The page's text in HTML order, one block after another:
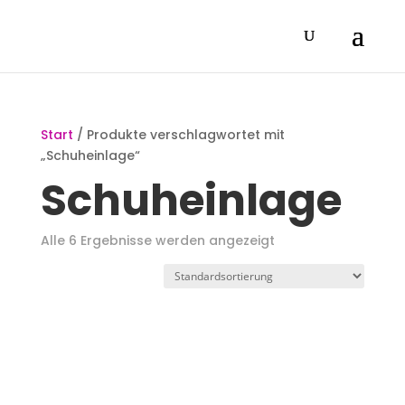
Start / Produkte verschlagwortet mit
„Schuheinlage“
Schuheinlage
Alle 6 Ergebnisse werden angezeigt